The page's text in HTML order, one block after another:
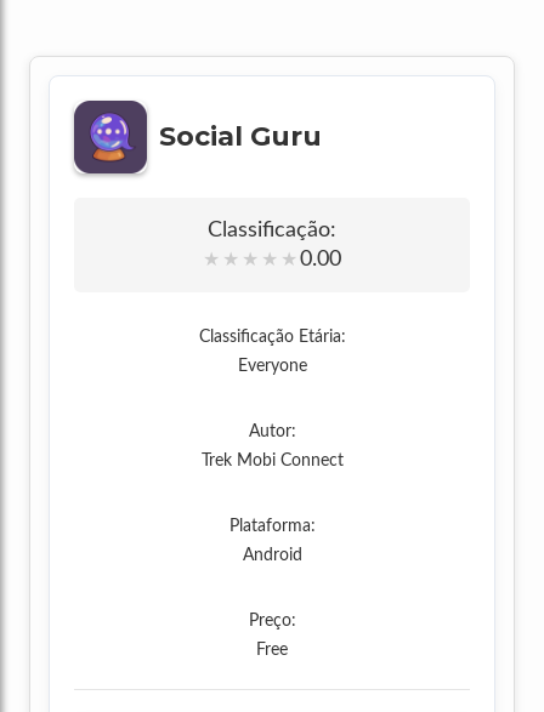
Social Guru
Classificação:
★ ★ ★ ★ ★ 0.00
Classificação Etária:
Everyone
Autor:
Trek Mobi Connect
Plataforma:
Android
Preço:
Free